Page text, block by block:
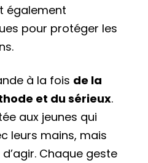
également
pour protéger les
à la fois de la
et du sérieux.
aux jeunes qui
leurs mains, mais
Chaque geste